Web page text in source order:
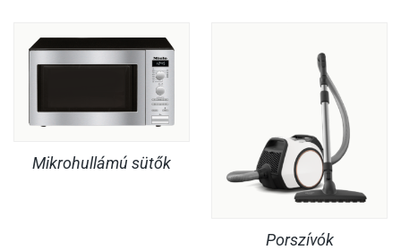
Mikrohullámú sütők
Porszívók